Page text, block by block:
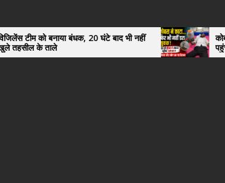
बनाया बंधक, 20 घंटे बाद भी नहीं
कोबरा ने काटा
पहुंचा युवक,
हैरान